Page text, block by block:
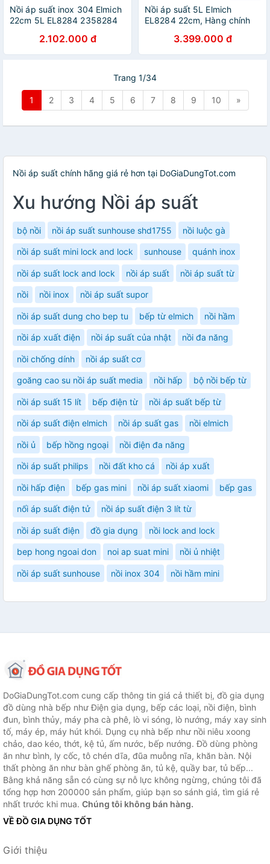
Nồi áp suất inox 304 Elmich
22cm 5L EL8284 2358284
2.102.000 đ
Nồi áp suất 5L Elmich
EL8284 22cm, Hàng chính
sức khỏe, đáy từ - JoyMall
3.399.000 đ
Trang 1/34
1 2 3 4 5 6 7 8 9 10 »
Nồi áp suất chính hãng giá rẻ hơn tại DoGiaDungTot.com
Xu hướng Nồi áp suất
bộ nồi nồi áp suất sunhouse shd1755 nồi luộc gà
nồi áp suất mini lock and lock sunhouse quánh inox
nồi áp suất lock and lock nồi áp suất nồi áp suất từ
nồi nồi inox nồi áp suất supor
nồi áp suất dung cho bep tu bếp từ elmich nồi hầm
nồi áp xuất điện nồi áp suất của nhật nồi đa năng
nồi chống dính nồi áp suất cơ
goăng cao su nồi áp suất media nồi hấp bộ nồi bếp từ
nồi áp suất 15 lít bếp điện từ nồi áp suất bếp từ
nồi áp suất điện elmich nồi áp suất gas nồi elmich
nồi ủ bếp hồng ngoại nồi điện đa năng
nồi áp suất philips nồi đất kho cá nồi áp xuất
nồi hấp điện bếp gas mini nồi áp suất xiaomi bếp gas
nối áp suất điện tử nồi áp suất điện 3 lít từ
nồi áp suất điện đồ gia dụng nồi lock and lock
bep hong ngoai don noi ap suat mini nồi ủ nhiệt
nồi áp suất sunhouse nồi inox 304 nồi hầm mini
DoGiaDungTot.com cung cấp thông tin giá cả thiết bị, đồ gia dụng
đồ dùng nhà bếp như Điện gia dụng, bếp các loại, nồi điện, bình
đun, bình thủy, máy pha cà phê, lò vi sóng, lò nướng, máy xay sinh
tố, máy ép, máy hút khói. Dụng cụ nhà bếp như nồi niêu xoong
chảo, dao kéo, thớt, kệ tủ, ấm nước, bếp nướng. Đồ dùng phòng
ăn như bình, ly cốc, tô chén dĩa, đũa muỗng nĩa, khăn bàn. Nội
thất phòng ăn như bàn ghế phòng ăn, tủ kệ, quầy bar, tủ bếp...
Bằng khả năng sẵn có cùng sự nỗ lực không ngừng, chúng tôi đã
tổng hợp hơn 200000 sản phẩm, giúp bạn so sánh giá, tìm giá rẻ
nhất trước khi mua. Chúng tôi không bán hàng.
VỀ ĐỒ GIA DỤNG TỐT
Giới thiệu